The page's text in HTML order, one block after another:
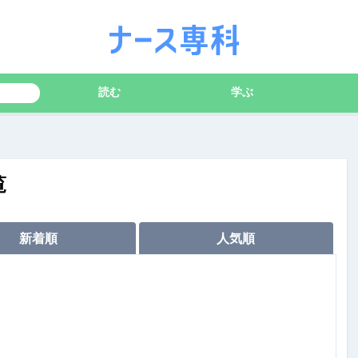
読む 学ぶ
新着順 人気順